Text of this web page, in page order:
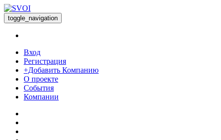
toggle_navigation
Вход
Регистрация
+Добавить Компанию
О проекте
События
Компании